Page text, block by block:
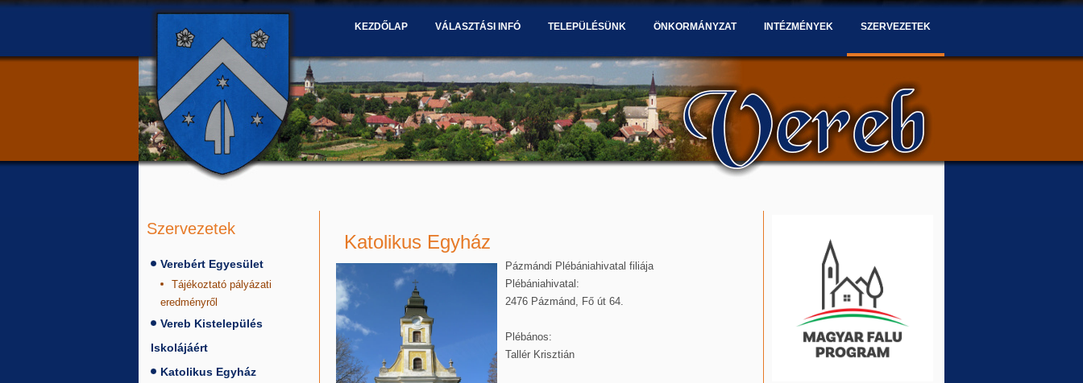
KEZDŐLAP VÁLASZTÁSI INFÓ TELEPÜLÉSÜNK ÖNKORMÁNYZAT INTÉZMÉNYEK SZERVEZETEK
Szervezetek
Verebért Egyesület
Tájékoztató pályázati
eredményről
Vereb Kistelepülés
Iskolájáért
Katolikus Egyház
Katolikus Egyház
Pázmándi Plébániahivatal filiája
Plébániahivatal:
2476 Pázmánd, Fő út 64.
Plébános:
Tallér Krisztián